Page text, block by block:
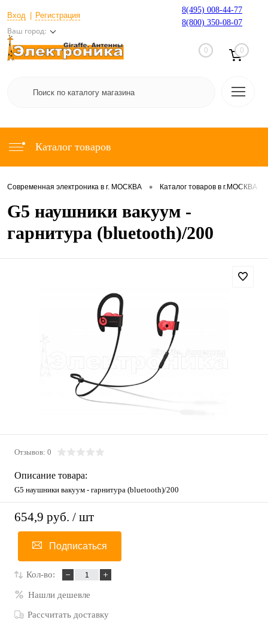
Вход Регистрация
Ваш город:
8(495) 008-44-77
8(800) 350-08-07
0 0
Каталог товаров
Современная электроника в г. МОСКВА • Каталог товаров в г.МОСКВА
G5 наушники вакуум -
гарнитура (bluetooth)/200
Отзывов: 0
Описание товара:
G5 наушники вакуум - гарнитура (bluetooth)/200
654,9 руб. / шт
Подписаться
Кол-во:
Нашли дешевле
Рассчитать доставку